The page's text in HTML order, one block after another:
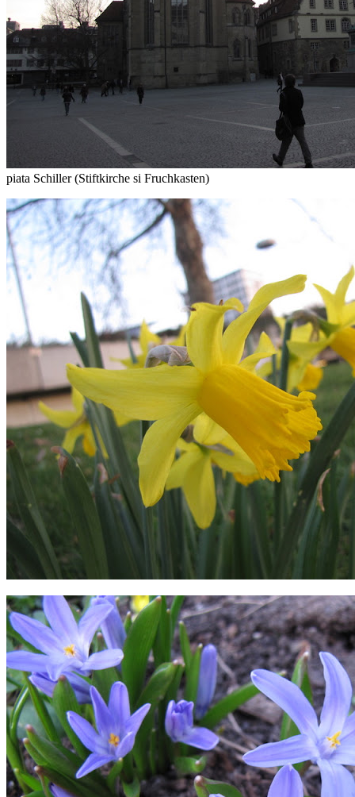
piata Schiller (Stiftkirche si Fruchkasten)